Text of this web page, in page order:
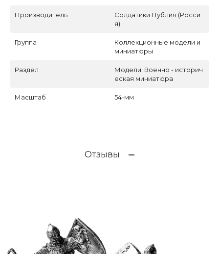
Производитель
Солдатики Публия (Росси
я)
Группа
Коллекционные модели и
миниатюры
Раздел
Модели. Военно - историч
еская миниатюра
Масштаб 54-мм
Отзывы